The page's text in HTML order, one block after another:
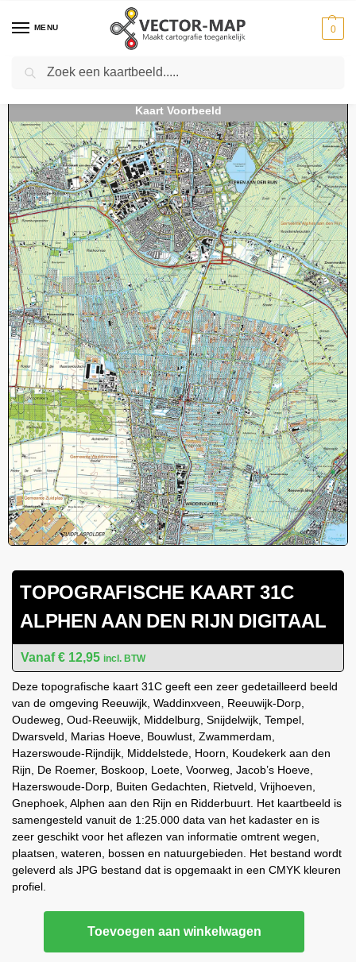
MENU 0
Home Kaarten - Topografische kaarten
TOPOGRAFISCHE KAART 31C
ALPHEN AAN DEN RIJN DIGITAAL
€ 12,95 incl. BTW
Deze topografische kaart 31C geeft een zeer gedetailleerd beeld
van de omgeving Reeuwijk, Waddinxveen, Reeuwijk-Dorp,
Oudeweg, Oud-Reeuwijk, Middelburg, Snijdelwijk, Tempel,
Dwarsveld, Marias Hoeve, Bouwlust, Zwammerdam,
Hazerswoude-Rijndijk, Middelstede, Hoorn, Koudekerk aan den
Rijn, De Roemer, Boskoop, Loete, Voorweg, Jacob’s Hoeve,
Hazerswoude-Dorp, Buiten Gedachten, Rietveld, Vrijhoeven,
Gnephoek, Alphen aan den Rijn en Ridderbuurt. Het kaartbeeld is
samengesteld vanuit de 1:25.000 data van het kadaster en is
zeer geschikt voor het aflezen van informatie omtrent wegen,
plaatsen, wateren, bossen en natuurgebieden. Het bestand wordt
geleverd als JPG bestand dat is opgemaakt in een CMYK kleuren
profiel.
Toevoegen aan winkelwagen